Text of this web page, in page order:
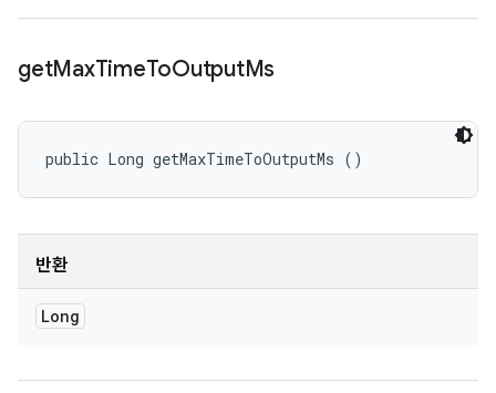
getMaxTimeToOutputMs
public Long getMaxTimeToOutputMs ()
반환
Long